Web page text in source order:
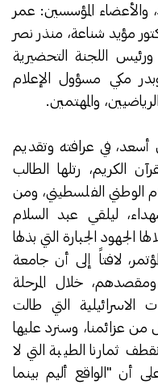
والأعضاء المؤسسين: عمر
مؤيد شناعة، منذر نصر
اللجنة التحضيرية
مكي مسؤول الإعلام
والمهتمين.
أسعد، في عرافته وتقديم
الكريم، رتلها الطالب
الوطني الفلسطيني، ومن
ليلقي عبد السلام
الجبارة التي بذلها
لافتاً إلى أن جامعة
خلال المرحلة
الاسرائيلية التي طالت
من عزائمنا، وسنرد عليها
ثمارنا الطيبة التي لا
أن "الواقع أليم بينما